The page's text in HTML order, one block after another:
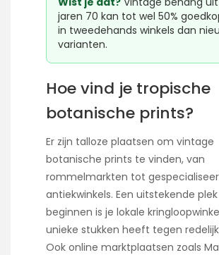
jaren 70 kan tot wel 50%
in tweedehands winkels dan
varianten.
Hoe vind je tropische
botanische prints?
Er zijn talloze plaatsen om vintage
botanische prints te vinden, van
rommelmarkten tot
antiekwinkels. Een uitstekende
beginnen is je lokale
unieke stukken heeft tegen
Ook online marktplaatsen zoals